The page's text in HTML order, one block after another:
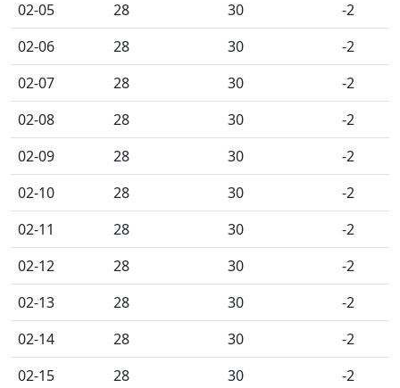
02-05
28 30
-2
02-06
28 30
-2
02-07
28 30
-2
02-08
28 30
-2
02-09
28 30
-2
02-10
28 30
-2
02-11
28 30
-2
02-12
28 30
-2
02-13
28 30
-2
02-14
28 30
-2
02-15
28 30
-2